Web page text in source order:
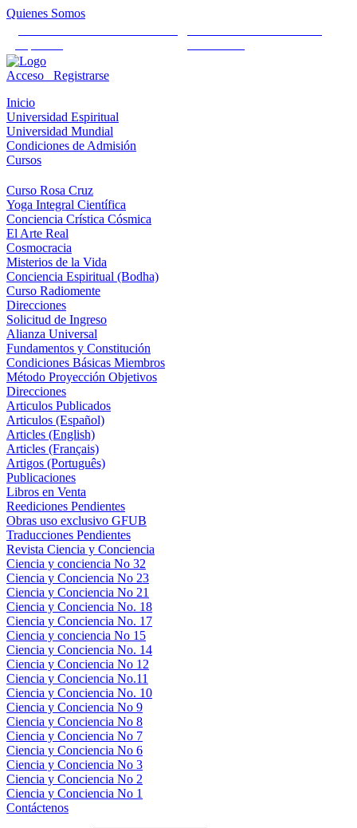
Quienes Somos
Acceso
Registrarse
Inicio
Universidad Espiritual
Universidad Mundial
Condiciones de Admisión
Cursos
Curso Rosa Cruz
Yoga Integral Científica
Conciencia Crística Cósmica
El Arte Real
Cosmocracia
Misterios de la Vida
Conciencia Espiritual (Bodha)
Curso Radiomente
Direcciones
Solicitud de Ingreso
Alianza Universal
Fundamentos y Constitución
Condiciones Básicas Miembros
Método Proyección Objetivos
Direcciones
Articulos Publicados
Articulos (Español)
Articles (English)
Articles (Français)
Artigos (Português)
Publicaciones
Libros en Venta
Reediciones Pendientes
Obras uso exclusivo GFUB
Traducciones Pendientes
Revista Ciencia y Conciencia
Ciencia y conciencia No 32
Ciencia y Conciencia No 23
Ciencia y Conciencia No 21
Ciencia y Conciencia No. 18
Ciencia y Conciencia No. 17
Ciencia y conciencia No 15
Ciencia y Conciencia No. 14
Ciencia y Conciencia No 12
Ciencia y Conciencia No.11
Ciencia y Conciencia No. 10
Ciencia y Conciencia No 9
Ciencia y Conciencia No 8
Ciencia y Conciencia No 7
Ciencia y Conciencia No 6
Ciencia y Conciencia No 3
Ciencia y Conciencia No 2
Ciencia y Conciencia No 1
Contáctenos